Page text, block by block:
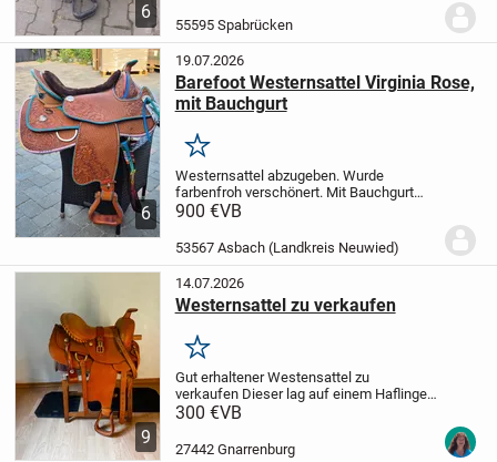
6
55595 Spabrücken
6
19.07.2026
Barefoot Westernsattel Virginia Rose,
mit Bauchgurt
Merken
Westernsattel abzugeben. Wurde
farbenfroh verschönert. Mit Bauchgurt
von Barefoot.
ich die Kosten erfragen. Privat erkauf
ohne Garantie,...
900 €VB
53567 Asbach (Landkreis Neuwied)
9
14.07.2026
Westernsattel zu verkaufen
Merken
Gut erhaltener Westensattel zu
verkaufen Dieser lag auf einem Haflinger
mit kurzem Rücken, Maße sind bei den
dabei,Kinderfender 20€,
300 €VB
27442 Gnarrenburg